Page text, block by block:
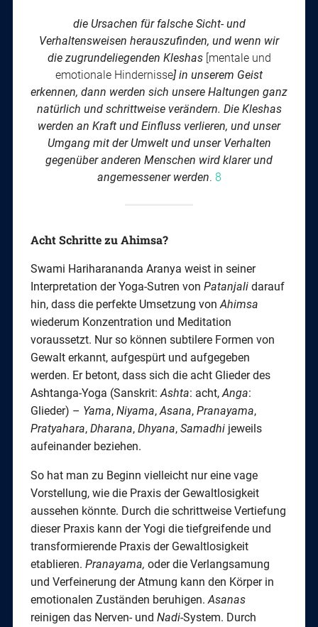
die Ursachen für falsche Sicht- und
Verhaltensweisen herauszufinden, und wenn wir
die zugrundeliegenden Kleshas [mentale und
emotionale Hindernisse] in unserem Geist
erkennen, dann werden sich unsere Haltungen ganz
natürlich und schrittweise verändern. Die Kleshas
werden an Kraft und Einfluss verlieren, und unser
Umgang mit der Umwelt und unser Verhalten
gegenüber anderen Menschen wird klarer und
angemessener werden. 8
Acht Schritte zu Ahimsa?
Swami Hariharananda Aranya weist in seiner
Interpretation der Yoga-Sutren von Patanjali darauf
hin, dass die perfekte Umsetzung vonAhimsa
wiederum Konzentration und Meditation
voraussetzt. Nur so können subtilere Formen von
Gewalt erkannt, aufgespürt und aufgegeben
werden. Er betont, dass sich die acht Glieder des
Ashtanga-Yoga (Sanskrit:Ashta: acht,Anga:
Glieder) – Yama, Niyama,Asana, Pranayama,
Pratyahara, Dharana, Dhyana, Samadhijeweils
aufeinander beziehen.
So hat man zu Beginn vielleicht nur eine vage
Vorstellung, wie die Praxis der Gewaltlosigkeit
aussehen könnte. Durch die schrittweise Vertiefung
dieser Praxis kann der Yogi die tiefgreifende und
transformierende Praxis der Gewaltlosigkeit
etablieren. Pranayama, oder die Verlangsamung
und Verfeinerung der Atmung kann den Körper in
emotionalen Zuständen beruhigen.Asanas
reinigen das Nerven- und Nadi-System. Durch